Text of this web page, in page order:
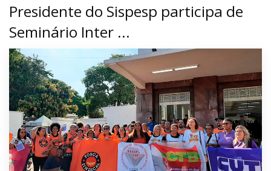
Presidente do Sispesp participa de
Seminário Inter ...